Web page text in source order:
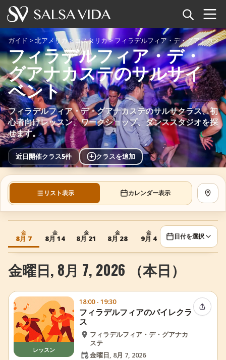
ホーム
イベント
ニュース
記事
動画
サルサ用語集
ショップ
TuneTempo
イベントを追加
ガイド > 北アメリカ> コスタリカ>フィラデルフィア・デ・グアナカステ
フィラデルフィア・デ・
グアナカステのサルサイ
ベント
フィラデルフィア・デ・グアナカステのサルサクラス、初
心者向けレッスン、ワークショップ、ダンススタジオを探
せます。
近日開催クラス5件 + クラスを追加
リスト表示 カレンダー表示 地図
金
8月 7
金
8月 14
金
8月 21
金
8月 28
金
9月 4 日付を選択
金曜日, 8月 7, 2026 （本日）
レッスン
18:00 - 19:30
フィラデルフィアのバイレクラ
ス
フィラデルフィア・デ・グアナカ
ステ
金曜日, 8月 7, 2026
イベン